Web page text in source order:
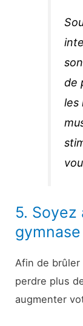
de
les
5. Soyez
gymnase
Afin de
perdre plus
augmenter